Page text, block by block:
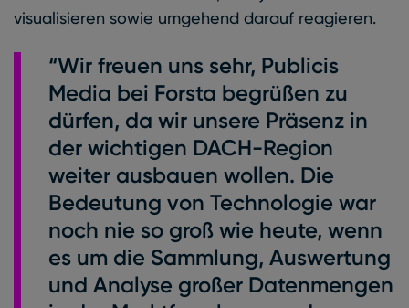
visualisieren sowie umgehend darauf reagieren.
“Wir freuen uns sehr, Publicis
Media bei Forsta begrüßen zu
dürfen, da wir unsere Präsenz in
der wichtigen DACH-Region
weiter ausbauen wollen. Die
Bedeutung von Technologie war
noch nie so groß wie heute, wenn
es um die Sammlung, Auswertung
und Analyse großer Datenmengen